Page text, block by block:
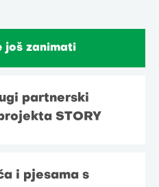
još zanimati
partnerski
STORY
i pjesama s